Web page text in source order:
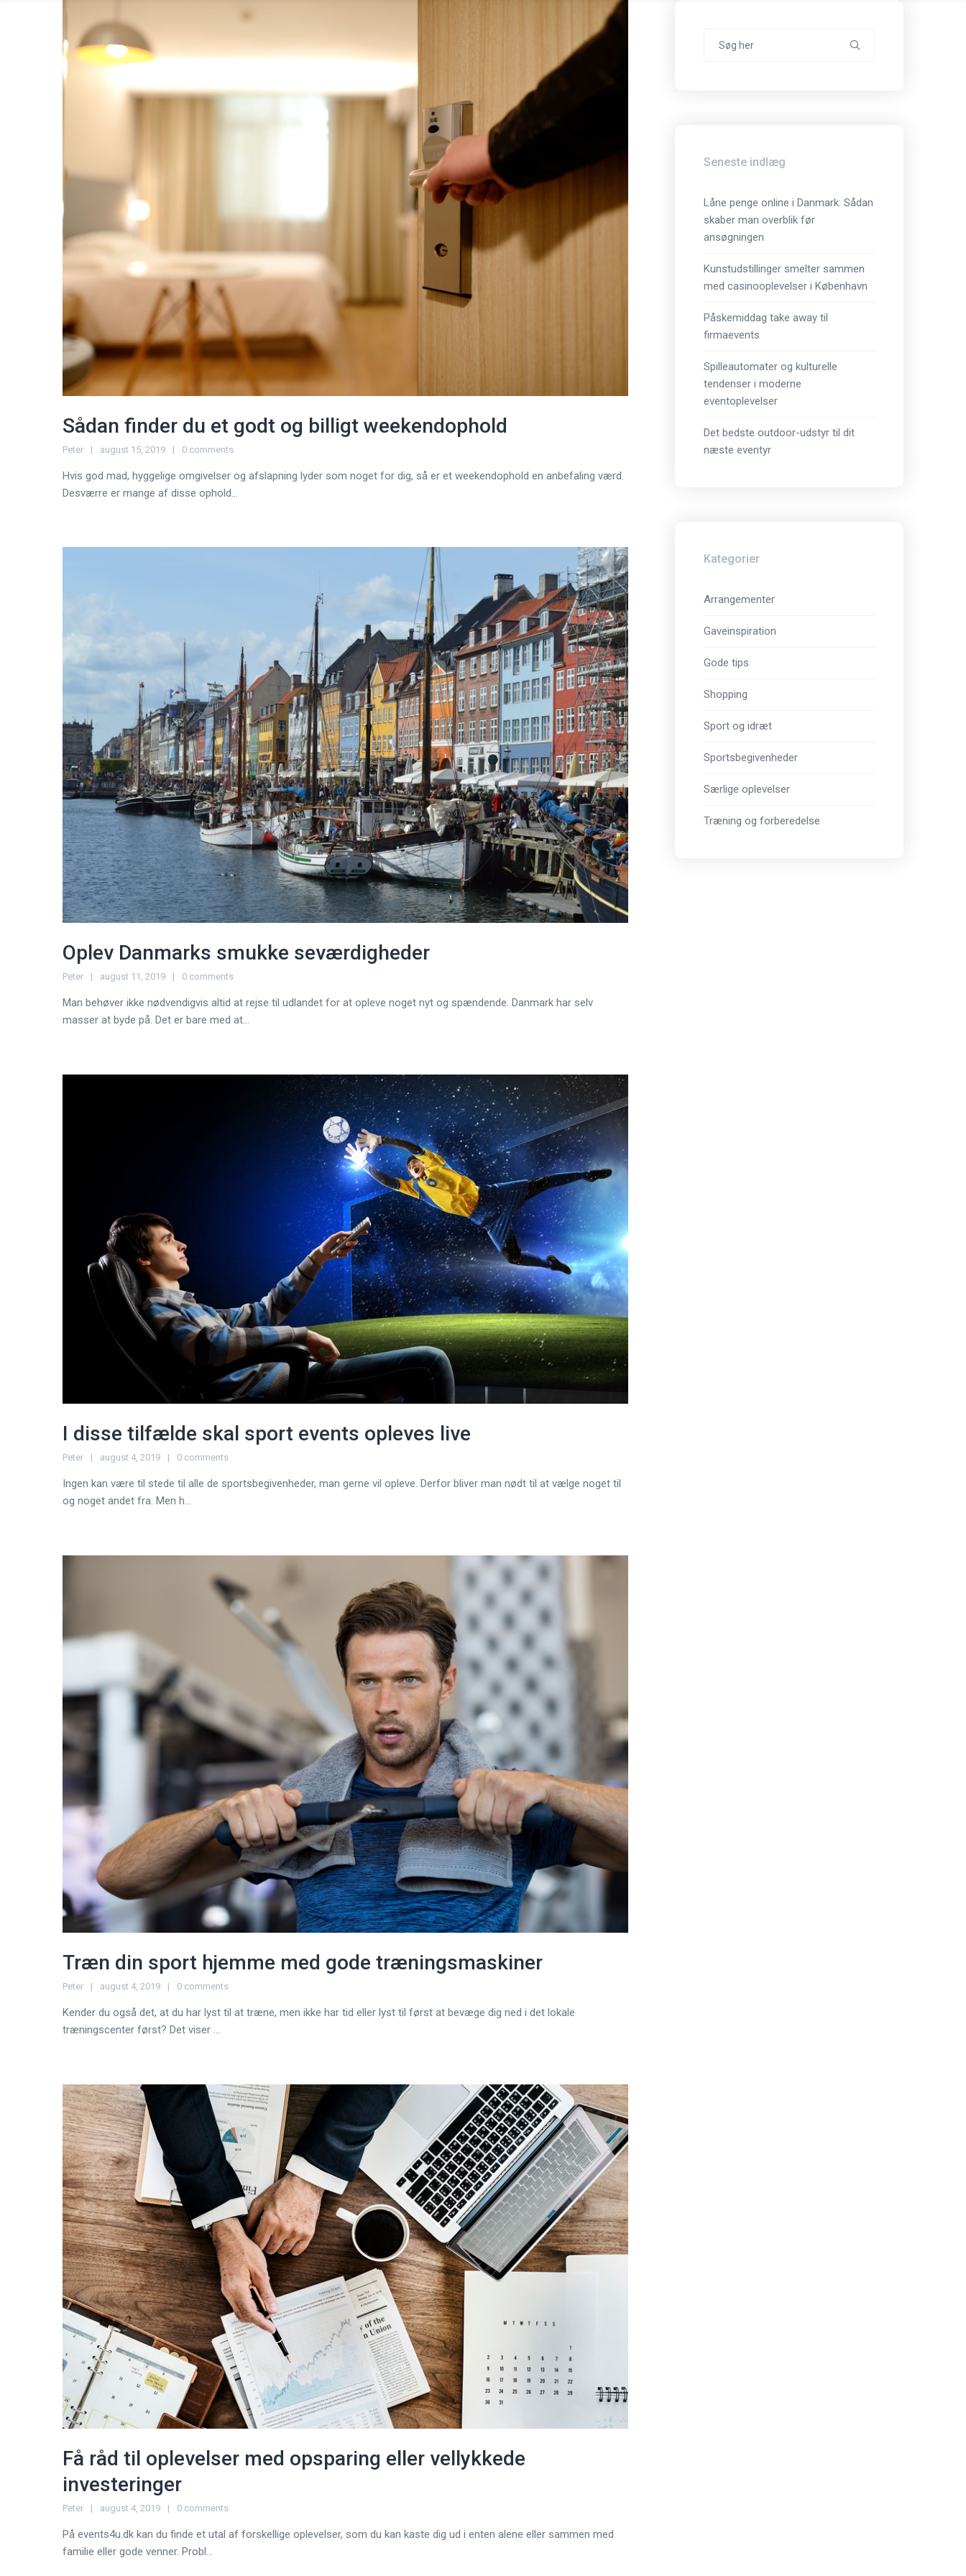
Sådan finder du et godt og billigt weekendophold
Peter august 15, 2019 0 comments
Hvis god mad, hyggelige omgivelser og afslapning lyder som noget for dig, så er et weekendophold en anbefaling værd.
Desværre er mange af disse ophold...
Oplev Danmarks smukke seværdigheder
Peter august 11, 2019 0 comments
Man behøver ikke nødvendigvis altid at rejse til udlandet for at opleve noget nyt og spændende. Danmark har selv
masser at byde på. Det er bare med at...
I disse tilfælde skal sport events opleves live
Peter august 4, 2019 0 comments
Ingen kan være til stede til alle de sportsbegivenheder, man gerne vil opleve. Derfor bliver man nødt til at vælge noget til
og noget andet fra. Men h...
Træn din sport hjemme med gode træningsmaskiner
Peter august 4, 2019 0 comments
Kender du også det, at du har lyst til at træne, men ikke har tid eller lyst til først at bevæge dig ned i det lokale
træningscenter først? Det viser ...
Få råd til oplevelser med opsparing eller vellykkede
investeringer
Peter august 4, 2019 0 comments
På events4u.dk kan du finde et utal af forskellige oplevelser, som du kan kaste dig ud i enten alene eller sammen med
familie eller gode venner. Probl...
Seneste indlæg
Låne penge online i Danmark: Sådan
skaber man overblik før
ansøgningen
Kunstudstillinger smelter sammen
med casinooplevelser i København
Påskemiddag take away til
firmaevents
Spilleautomater og kulturelle
tendenser i moderne
eventoplevelser
Det bedste outdoor-udstyr til dit
næste eventyr
Kategorier
Arrangementer
Gaveinspiration
Gode tips
Shopping
Sport og idræt
Sportsbegivenheder
Særlige oplevelser
Træning og forberedelse